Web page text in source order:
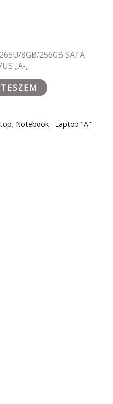
8GB/256GB SATA
„A-„
, Notebook - Laptop "A"